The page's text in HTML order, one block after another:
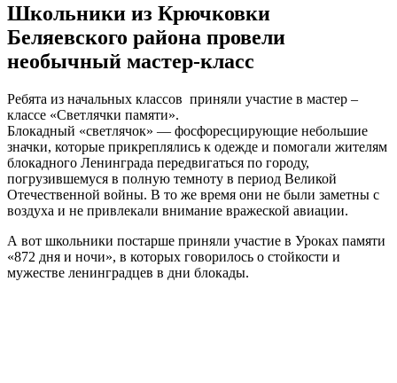
Школьники из Крючковки
Беляевского района провели
необычный мастер-класс
Ребята из начальных классов приняли участие в мастер –
классе «Светлячки памяти».
Блокадный «светлячок» — фосфоресцирующие небольшие
значки, которые прикреплялись к одежде и помогали жителям
блокадного Ленинграда передвигаться по городу,
погрузившемуся в полную темноту в период Великой
Отечественной войны. В то же время они не были заметны с
воздуха и не привлекали внимание вражеской авиации.
А вот школьники постарше приняли участие в Уроках памяти
«872 дня и ночи», в которых говорилось о стойкости и
мужестве ленинградцев в дни блокады.